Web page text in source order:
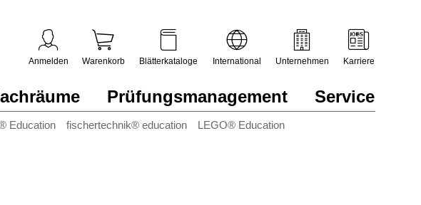
Education fischertechnik® education LEGO® Education
Prüfungsmanagement Service
Anmelden Warenkorb Blätterkataloge International Unternehmen Karriere